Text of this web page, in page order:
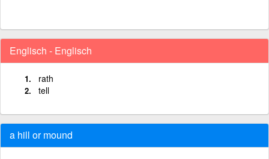
Englisch - Englisch
rath
tell
a hill or mound